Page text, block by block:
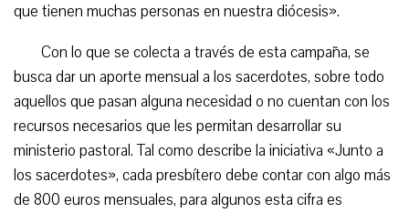
que tienen muchas personas en nuestra diócesis».
Con lo que se colecta a través de esta campaña, se
busca dar un aporte mensual a los sacerdotes, sobre todo
aquellos que pasan alguna necesidad o no cuentan con los
recursos necesarios que les permitan desarrollar su
ministerio pastoral. Tal como describe la iniciativa «Junto a
los sacerdotes», cada presbítero debe contar con algo más
de 800 euros mensuales, para algunos esta cifra es